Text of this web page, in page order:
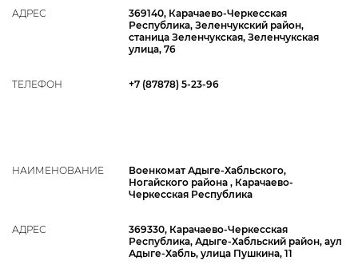
АДРЕС
369140, Карачаево-Черкесская
Республика, Зеленчукский район,
станица Зеленчукская, Зеленчукская
улица, 76
ТЕЛЕФОН +7 (87878) 5-23-96
НАИМЕНОВАНИЕ
Военкомат Адыге-Хабльского,
Ногайского района , Карачаево-
Черкесская Республика
АДРЕС
369330, Карачаево-Черкесская
Республика, Адыге-Хабльский район, аул
Адыге-Хабль, улица Пушкина, 11